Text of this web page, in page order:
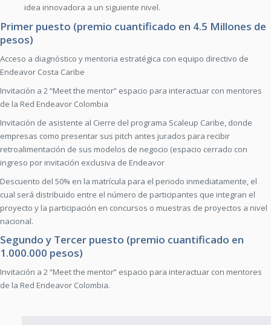
idea innovadora a un siguiente nivel.
Primer puesto (premio cuantificado en 4.5 Millones de
pesos)
Acceso a diagnóstico y mentoria estratégica con equipo directivo de
Endeavor Costa Caribe
Invitación a 2 “Meet the mentor” espacio para interactuar con mentores
de la Red Endeavor Colombia
Invitación de asistente al Cierre del programa Scaleup Caribe, donde
empresas como presentar sus pitch antes jurados para recibir
retroalimentación de sus modelos de negocio (espacio cerrado con
ingreso por invitación exclusiva de Endeavor
Descuento del 50% en la matrícula para el periodo inmediatamente, el
cual será distribuido entre el número de participantes que integran el
proyecto y la participación en concursos o muestras de proyectos a nivel
nacional.
Segundo y Tercer puesto (premio cuantificado en
1.000.000 pesos)
Invitación a 2 “Meet the mentor” espacio para interactuar con mentores
de la Red Endeavor Colombia.